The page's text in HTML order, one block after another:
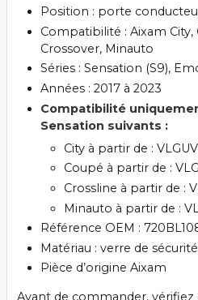
Position : porte
Compatibilité : Aixam City,
Crossover, Minauto
Séries : Sensation (S9),
Années : 2017 à 2023
Compatibilité
Sensation suivants :
City à partir de :
Coupé à partir de :
Crossline à partir de :
Minauto à partir de :
Référence OEM :
Matériau : verre de
Pièce d’origine Aixam
Avant de commander,